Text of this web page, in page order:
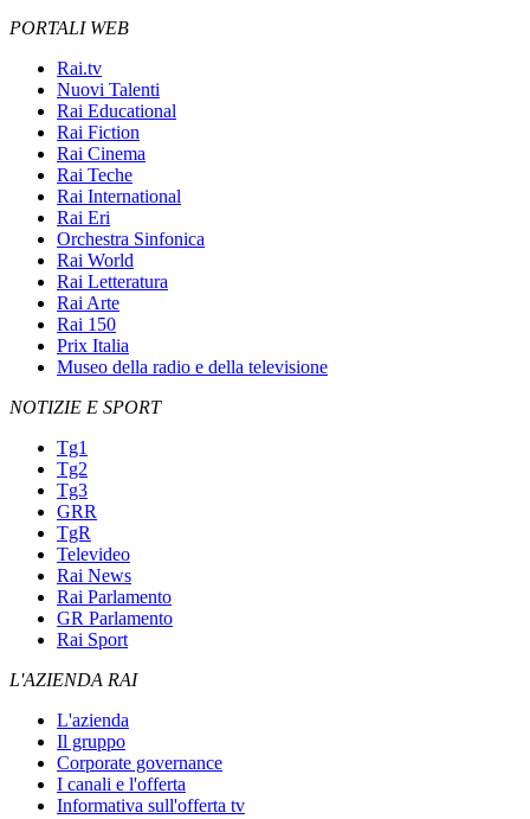
PORTALI WEB
Rai.tv
Nuovi Talenti
Rai Educational
Rai Fiction
Rai Cinema
Rai Teche
Rai International
Rai Eri
Orchestra Sinfonica
Rai World
Rai Letteratura
Rai Arte
Rai 150
Prix Italia
Museo della radio e della televisione
NOTIZIE E SPORT
Tg1
Tg2
Tg3
GRR
TgR
Televideo
Rai News
Rai Parlamento
GR Parlamento
Rai Sport
L'AZIENDA RAI
L'azienda
Il gruppo
Corporate governance
I canali e l'offerta
Informativa sull'offerta tv